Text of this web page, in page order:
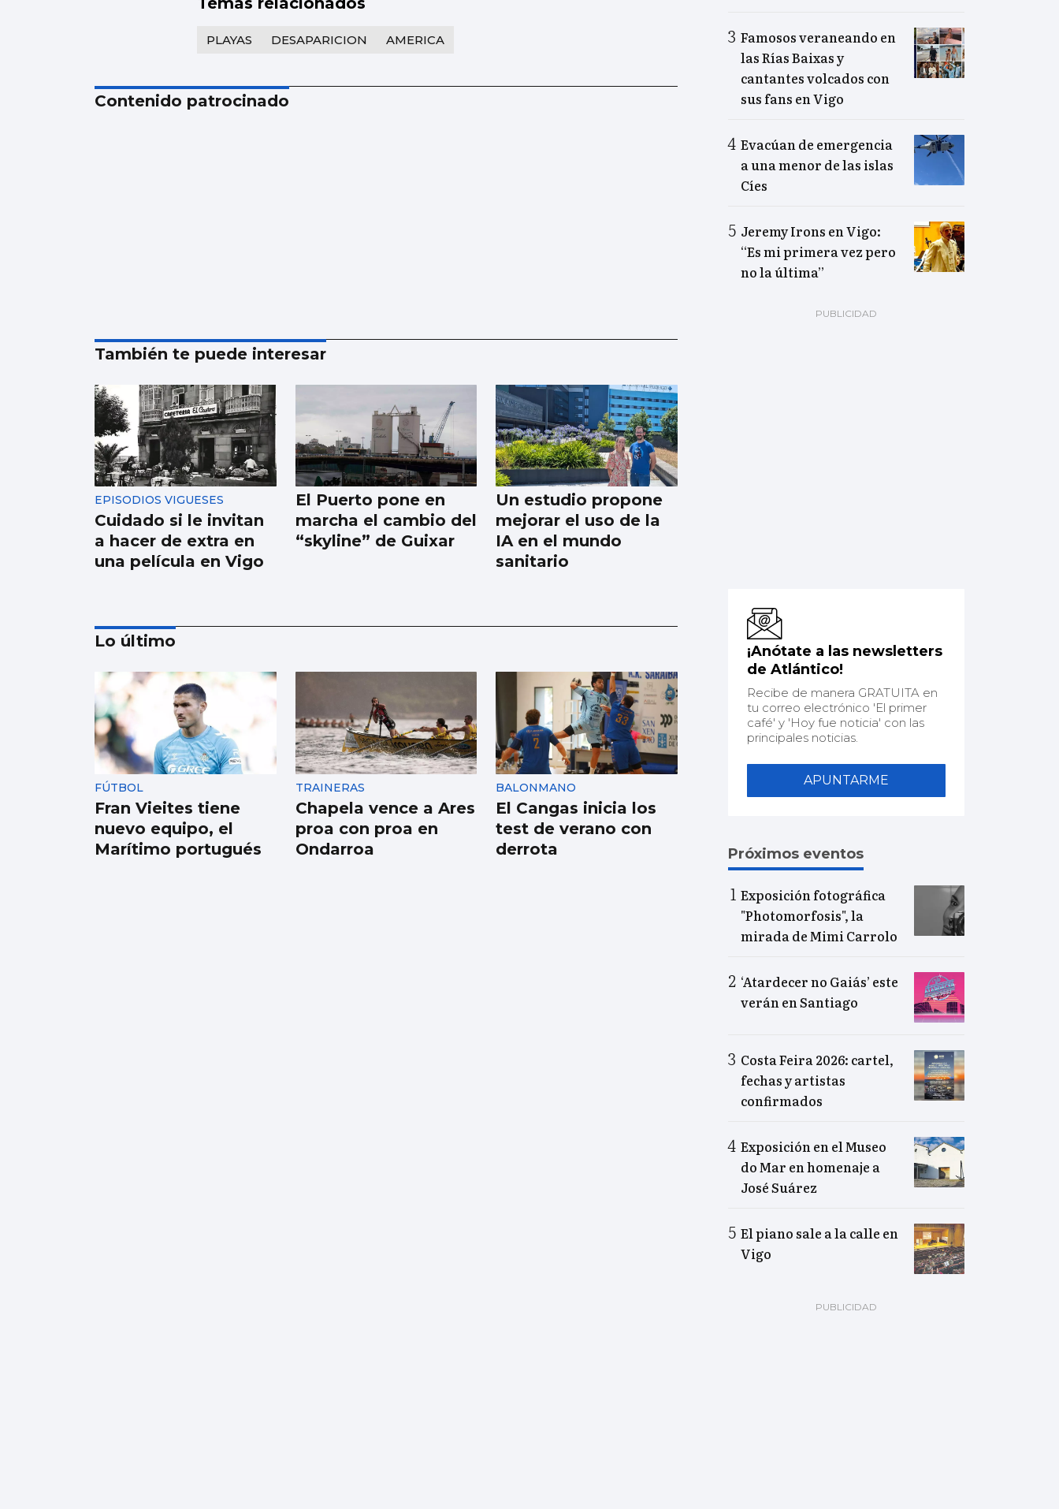
PLAYAS DESAPARICION AMERICA
Contenido patrocinado
También te puede interesar
EPISODIOS VIGUESES
Cuidado si le invitan
a hacer de extra en
una película en Vigo
El Puerto pone en
marcha el cambio del
“skyline” de Guixar
Un estudio propone
mejorar el uso de la
IA en el mundo
sanitario
ESCAPARATE
Famosos veraneando
en las Rías Baixas y
cantantes volcados
con sus fans en Vigo
Lo último
FÚTBOL
Fran Vieites tiene
nuevo equipo, el
Marítimo portugués
TRAINERAS
Chapela vence a Ares
proa con proa en
Ondarroa
BALONMANO
El Cangas inicia los
test de verano con
derrota
Famosos veraneando en
las Rías Baixas y
cantantes volcados con
sus fans en Vigo
Evacúan de emergencia
a una menor de las islas
Cíes
Jeremy Irons en Vigo:
“Es mi primera vez pero
no la última”
¡Anótate a las newsletters
de Atlántico!
Recibe de manera GRATUITA en
tu correo electrónico 'El primer
café' y 'Hoy fue noticia' con las
principales noticias.
APUNTARME
Próximos eventos
Exposición fotográfica
"Photomorfosis", la
mirada de Mimi Carrolo
‘Atardecer no Gaiás’ este
verán en Santiago
Costa Feira 2026: cartel,
fechas y artistas
confirmados
Exposición en el Museo
do Mar en homenaje a
José Suárez
El piano sale a la calle en
Vigo